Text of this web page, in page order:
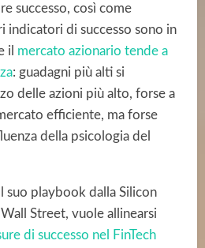
successo, così come
di successo sono in
il mercato azionario tende a
: guadagni più alti si
delle azioni più alto, forse a
efficiente, ma forse
della psicologia del
suo playbook dalla Silicon
Street, vuole allinearsi
di successo nel FinTech